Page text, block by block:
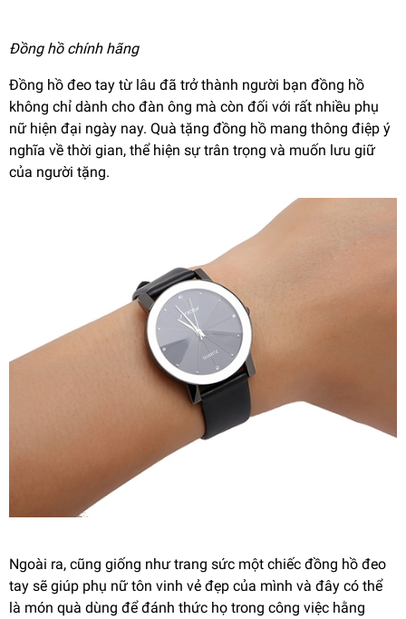
Đồng hồ chính hãng
Đồng hồ đeo tay từ lâu đã trở thành người bạn đồng hồ
không chỉ dành cho đàn ông mà còn đối với rất nhiều phụ
nữ hiện đại ngày nay. Quà tặng đồng hồ mang thông điệp ý
nghĩa về thời gian, thể hiện sự trân trọng và muốn lưu giữ
của người tặng.
Ngoài ra, cũng giống như trang sức một chiếc đồng hồ đeo
tay sẽ giúp phụ nữ tôn vinh vẻ đẹp của mình và đây có thể
là món quà dùng để đánh thức họ trong công việc hằng